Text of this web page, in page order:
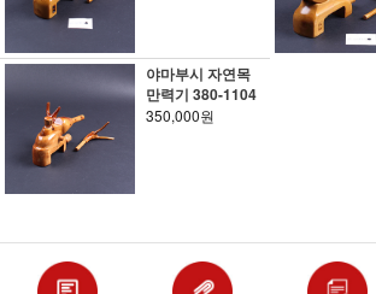
야마부시 자연목
만력기 380-1104
350,000원